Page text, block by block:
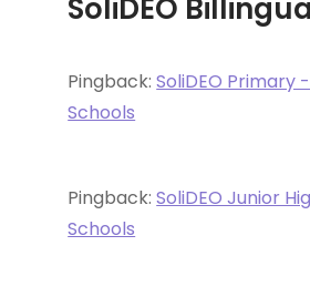
SoliDEO
Pingback:SoliDEO Primary
Schools
Pingback:SoliDEO Junior
Schools